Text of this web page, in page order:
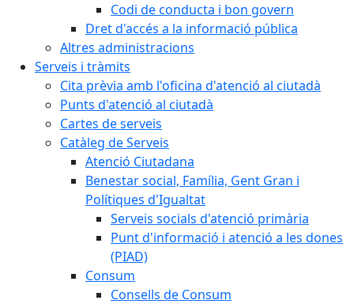
Codi de conducta i bon govern
Dret d'accés a la informació pública
Altres administracions
Serveis i tràmits
Cita prèvia amb l'oficina d'atenció al ciutadà
Punts d'atenció al ciutadà
Cartes de serveis
Catàleg de Serveis
Atenció Ciutadana
Benestar social, Família, Gent Gran i
Polítiques d'Igualtat
Serveis socials d'atenció primària
Punt d'informació i atenció a les dones
(PIAD)
Consum
Consells de Consum